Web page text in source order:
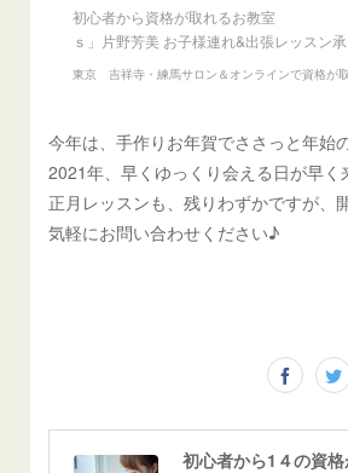
初心者から資格が取れるお教室 「
ｓ」片野芳美 お子様連れ&出張レッスン
今年は、手作りお年賀でささっと年始
2021年、早くゆっくり会える日が早く
正月レッスンも、残りわずかですが、
気軽にお問い合わせください♪